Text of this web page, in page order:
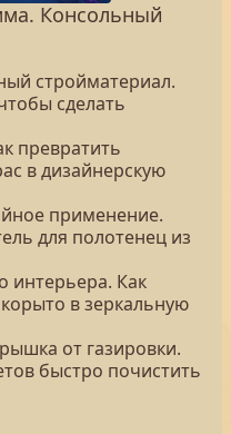
Консольный
стройматериал.
сделать
превратить
в дизайнерскую
применение.
для полотенец из
интерьера. Как
в зеркальную
от газировки.
быстро почистить